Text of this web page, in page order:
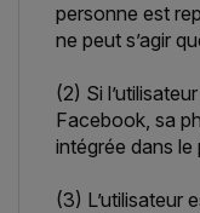
personne est
ne peut s’agir
(2) Si
Facebook, sa
intégrée dans le
(3) L’utilisateur